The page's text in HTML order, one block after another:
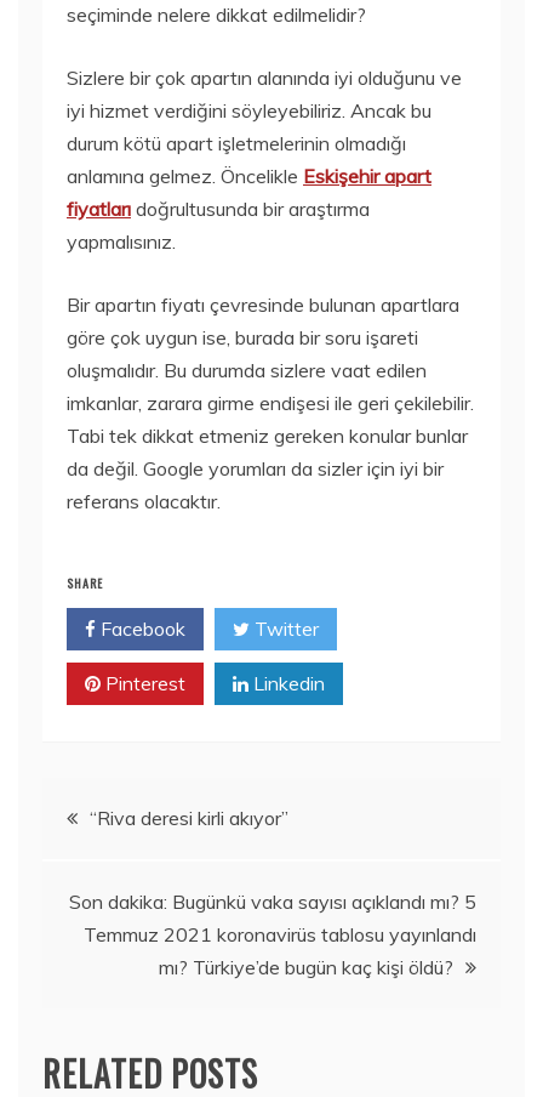
seçiminde nelere dikkat edilmelidir?
Sizlere bir çok apartın alanında iyi olduğunu ve
iyi hizmet verdiğini söyleyebiliriz. Ancak bu
durum kötü apart işletmelerinin olmadığı
anlamına gelmez. Öncelikle Eskişehir apart
fiyatları doğrultusunda bir araştırma
yapmalısınız.
Bir apartın fiyatı çevresinde bulunan apartlara
göre çok uygun ise, burada bir soru işareti
oluşmalıdır. Bu durumda sizlere vaat edilen
imkanlar, zarara girme endişesi ile geri çekilebilir.
Tabi tek dikkat etmeniz gereken konular bunlar
da değil. Google yorumları da sizler için iyi bir
referans olacaktır.
SHARE
Facebook Twitter
Pinterest Linkedin
Yazı“Riva deresi kirli akıyor”
Son dakika: Bugünkü vaka sayısı açıklandı mı? 5
Temmuz 2021 koronavirüs tablosu yayınlandı
mı? Türkiye’de bugün kaç kişi öldü?
RELATED POSTS